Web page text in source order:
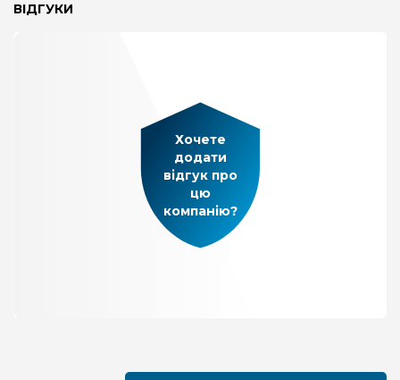
ВІДГУКИ
Хочете
додати
відгук про
цю
компанію?